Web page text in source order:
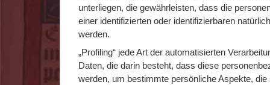
unterliegen, die gewährleisten, dass die
einer identifizierten oder identifizierbaren
werden.
„Profiling“ jede Art der automatisierten
Daten, die darin besteht, dass diese
werden, um bestimmte persönliche Aspekte,